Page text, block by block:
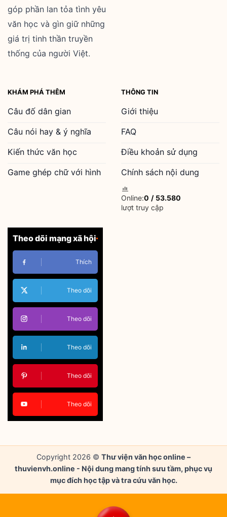
góp phần lan tỏa tình yêu
văn học và gìn giữ những
giá trị tinh thần truyền
thống của người Việt.
KHÁM PHÁ THÊM
Câu đố dân gian
Câu nói hay & ý nghĩa
Kiến thức văn học
Game ghép chữ với hình
THÔNG TIN
Giới thiệu
FAQ
Điều khoản sử dụng
Chính sách nội dung
Online:0 / 53.580
lượt truy cập
Theo dõi mạng xã hội
Thích
Theo dõi
Theo dõi
Theo dõi
Theo dõi
Theo dõi
Copyright 2026 © Thư viện văn học online –
thuvienvh.online - Nội dung mang tính sưu tầm, phục vụ
mục đích học tập và tra cứu văn học.